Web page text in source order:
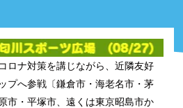
ロナ対策を講じながら、近隣友好
プへ参戦〔鎌倉市・海老名市・茅
市・平塚市、遠くは東京昭島市か